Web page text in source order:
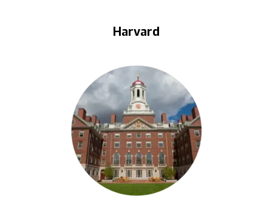
Harvard